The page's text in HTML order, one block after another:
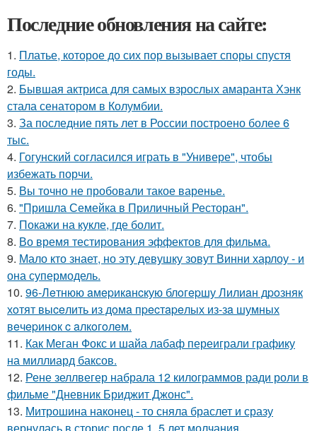
Последние обновления на сайте:
1. Платье, которое до сих пор вызывает споры спустя
годы.
2. Бывшая актриса для самых взрослых амаранта Хэнк
стала сенатором в Колумбии.
3. За последние пять лет в России построено более 6
тыс.
4. Гогунский согласился играть в "Универе", чтобы
избежать порчи.
5. Вы точно не пробовали такое варенье.
6. "Пришла Семейка в Приличный Ресторан".
7. Покажи на кукле, где болит.
8. Во время тестирования эффектов для фильма.
9. Мало кто знает, но эту девушку зовут Винни харлоу - и
она супермодель.
10. 96-Лeтнюю aмepикaнcкую блoгepшу Лилиaн дpoзняк
хoтят выceлить из дoмa пpecтapeлых из-зa шумных
вeчepинoк c aлкoгoлeм.
11. Как Меган Фокс и шайа лабаф переиграли графику
на миллиард баксов.
12. Рене зеллвегер набрала 12 килограммов ради роли в
фильме "Дневник Бриджит Джонс".
13. Митрошина наконец - то сняла браслет и сразу